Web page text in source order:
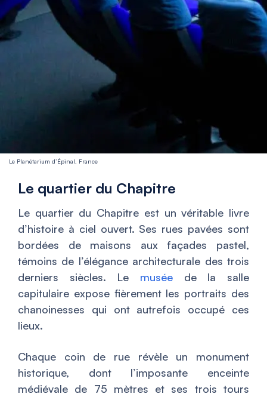
Le Planétarium d’Épinal, France
Le quartier du Chapitre
Le quartier du Chapitre est un véritable livre
d’histoire à ciel ouvert. Ses rues pavées sont
bordées de maisons aux façades pastel,
témoins de l’élégance architecturale des trois
derniers siècles. Le musée de la salle
capitulaire expose fièrement les portraits des
chanoinesses qui ont autrefois occupé ces
lieux.
Chaque coin de rue révèle un monument
historique, dont l’imposante enceinte
médiévale de 75 mètres et ses trois tours